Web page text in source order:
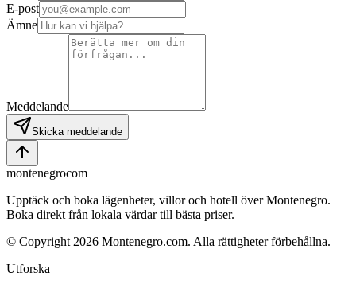
E-post
Ämne
Meddelande
Skicka meddelande
montenegrocom
Upptäck och boka lägenheter, villor och hotell över Montenegro.
Boka direkt från lokala värdar till bästa priser.
© Copyright 2026 Montenegro.com. Alla rättigheter förbehållna.
Utforska